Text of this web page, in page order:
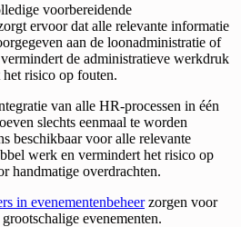
voorbereidende
ervoor dat alle relevante informatie
aan de loonadministratie of
de administratieve werkdruk
risico op fouten.
van alle HR-processen in één
slechts eenmaal te worden
beschikbaar voor alle relevante
werk en vermindert het risico op
handmatige overdrachten.
in evenementenbeheerzorgen voor
evenementen.